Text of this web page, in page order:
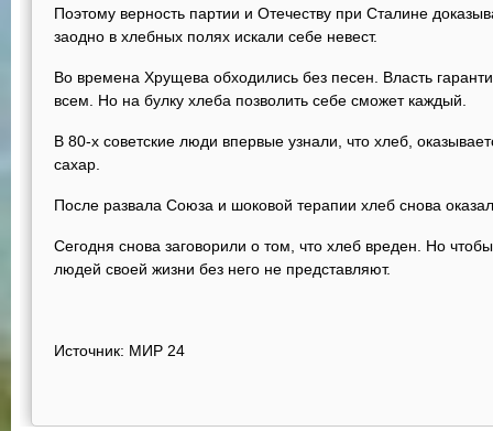
Поэтому верность партии и Отечеству при Сталине
заодно в хлебных полях искали себе невест.
Во времена Хрущева обходились без песен. Власть
всем. Но на булку хлеба позволить себе сможет каждый.
В 80-х советские люди впервые узнали, что хлеб,
сахар.
После развала Союза и шоковой терапии хлеб снова
Сегодня снова заговорили о том, что хлеб вреден. Но
людей своей жизни без него не представляют.
Источник: МИР 24